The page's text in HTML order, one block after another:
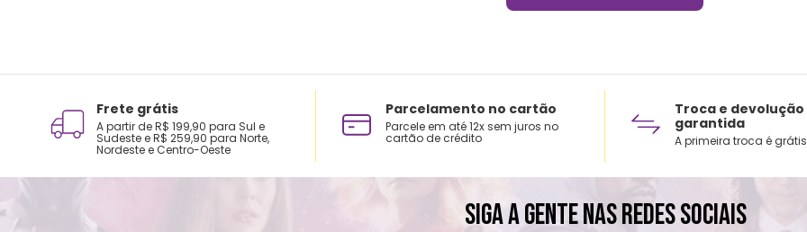
Frete grátis
A partir de R$ 199,90 para Sul e
Sudeste e R$ 259,90 para Norte,
Nordeste e Centro-Oeste
Parcelamento no cartão
Parcele em até 12x sem juros no
cartão de crédito
Troca e devolução
garantida
A primeira troca é grátis
SIGA A GENTE NAS REDES SOCIAIS